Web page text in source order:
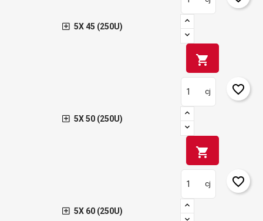
5X 45 (250U)
shopping_cart
5X 50 (250U)
cj
shopping_cart
favorite_border
5X 60 (250U)
cj favorite_border